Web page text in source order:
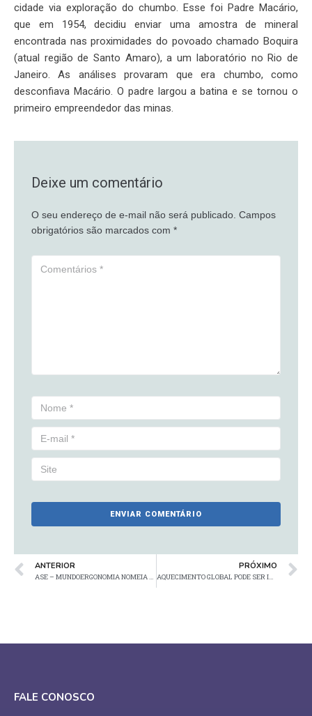
cidade via exploração do chumbo. Esse foi Padre Macário,
que em 1954, decidiu enviar uma amostra de mineral
encontrada nas proximidades do povoado chamado Boquira
(atual região de Santo Amaro), a um laboratório no Rio de
Janeiro. As análises provaram que era chumbo, como
desconfiava Macário. O padre largou a batina e se tornou o
primeiro empreendedor das minas.
Deixe um comentário
O seu endereço de e-mail não será publicado. Campos
obrigatórios são marcados com *
ANTERIOR PRÓXIMO
AQUECIMENTO GLOBAL PODE SER IRREVERSÍVEL EM CINCO ANOS
FALE CONOSCO